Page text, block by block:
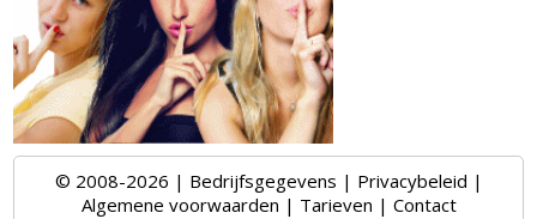
© 2008-2026 | Bedrijfsgegevens | Privacybeleid |
Algemene voorwaarden | Tarieven | Contact